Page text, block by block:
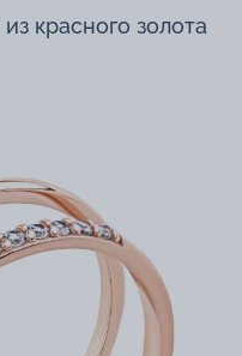
красного золота